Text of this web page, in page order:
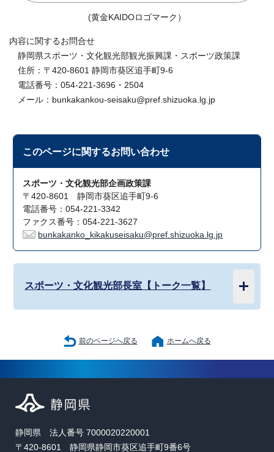
(黄金KAIDOロゴマーク）
内容に関するお問合せ
静岡県スポーツ・文化観光部観光振興課・スポーツ政策課
住所：〒420-8601 静岡市葵区追手町9-6
電話番号：054-221-3696・2504
メール：bunkakankou-seisaku@pref.shizuoka.lg.jp
このページに関するお問い合わせ
スポーツ・文化観光部企画政策課
〒420-8601 静岡市葵区追手町9-6
電話番号：054-221-3342
ファクス番号：054-221-3627
bunkakanko_kikakuseisaku@pref.shizuoka.lg.jp
スポーツ・文化観光部長室【トーク一覧】
前のページへ戻る ホームへ戻る
静岡県 法人番号 7000020220001
〒420-8601 静岡県静岡市葵区追手町9番6号